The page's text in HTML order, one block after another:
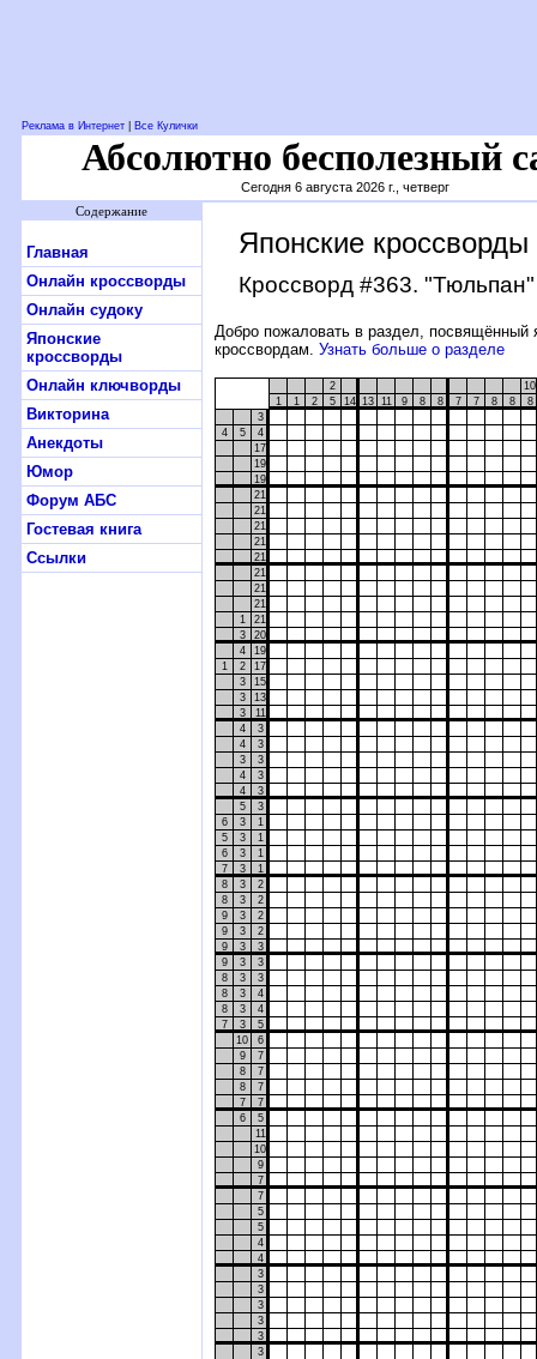
Реклама в Интернет Все Кулички
Абсолютно бесполезный
Сегодня 6 августа 2026 г., четверг
Содержание
Главная
Онлайн кроссворды
Онлайн судоку
Японские
кроссворды
Онлайн ключворды
Викторина
Анекдоты
Юмор
Форум АБС
Гостевая книга
Ссылки
Японские
Кроссворд #363. "Тюльпан"
Добро пожаловать в раздел, посвящённый
кроссвордам. Узнать больше о разделе
2
10
1
1 2 5 14 13 11 9 8 8 7 7 8 8
8
3
4
5
4
17
19
19
21
21
21
21
21
21
21
21
1
21
3
20
4
19
1
2
17
3
15
3
13
3
11
4
3
4
3
3
3
4
3
4
3
5
3
6
3
1
5
3
1
6
3
1
7
3
1
8
3
2
8
3
2
9
3
2
9
3
2
9
3
3
9
3
3
8
3
3
8
3
4
8
3
4
7
3
5
10
6
9
7
8
7
8
7
7
7
6
5
11
10
9
7
7
5
5
4
4
3
3
3
3
3
3